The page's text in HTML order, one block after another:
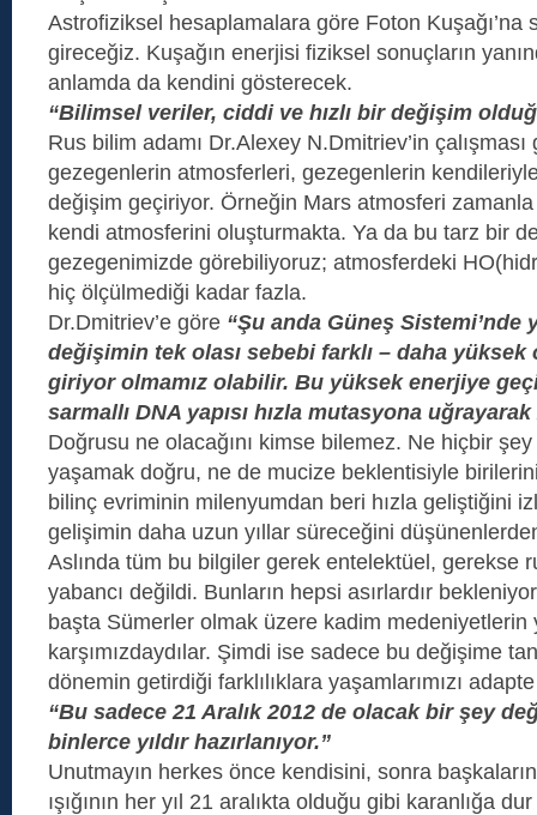
Astrofiziksel hesaplamalara göre Foton Kuşağı’na
gireceğiz. Kuşağın enerjisi fiziksel sonuçların
anlamda da kendini gösterecek.
“Bilimsel veriler, ciddi ve hızlı bir değişim
Rus bilim adamı Dr.Alexey N.Dmitriev’in
gezegenlerin atmosferleri, gezegenlerin
değişim geçiriyor. Örneğin Mars atmosferi zamanla
kendi atmosferini oluşturmakta. Ya da bu tarz bir
gezegenimizde görebiliyoruz; atmosferdeki
hiç ölçülmediği kadar fazla.
Dr.Dmitriev’e göre “Şu anda Güneş Sistemi’nde
değişimin tek olası sebebi farklı – daha yüksek
giriyor olmamız olabilir. Bu yüksek enerjiye
sarmallı DNA yapısı hızla mutasyona uğrayarak
Doğrusu ne olacağını kimse bilemez. Ne hiçbir
yaşamak doğru, ne de mucize beklentisiyle
bilinç evriminin milenyumdan beri hızla geliştiğini
gelişimin daha uzun yıllar süreceğini
Aslında tüm bu bilgiler gerek entelektüel, gerekse
yabancı değildi. Bunların hepsi asırlardır
başta Sümerler olmak üzere kadim medeniyetlerin
karşımızdaydılar. Şimdi ise sadece bu değişime
dönemin getirdiği farklılıklara yaşamlarımızı
“Bu sadece 21 Aralık 2012 de olacak bir şey
binlerce yıldır hazırlanıyor.”
Unutmayın herkes önce kendisini, sonra
ışığının her yıl 21 aralıkta olduğu gibi karanlığa